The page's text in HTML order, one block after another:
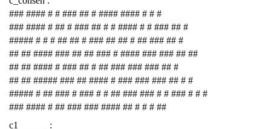
### #### # # ### ## # #### #### # # #
### #### # ## # ### ## # # #### # # ### ## #
##### # # # ## ## # ### ## ## # ## ### ## #
## ## #### ### ## ## ### # #### ### ### ## ##
## ## #### # ### ## # ## ### ### ### ## #
## ## ##### ### ## #### # ### ### ### ## # #
##### # ## ### # ### # # ## ### ### # # ### # # #
### #### # ## ### ### #### ## # # # ##
c1______ :